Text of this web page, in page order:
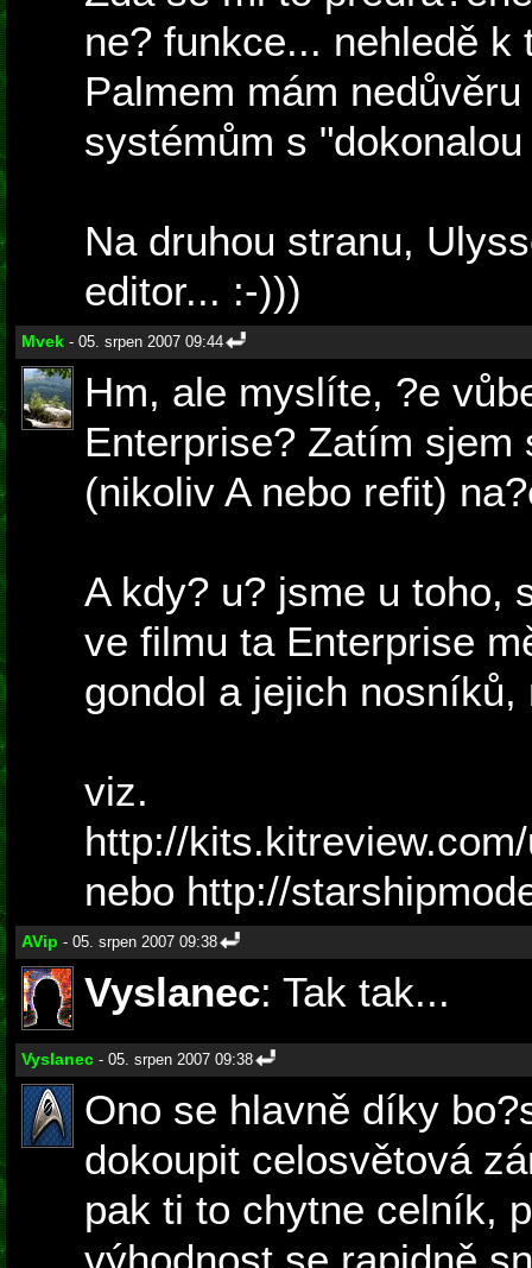
ne? funkce... nehledě
Palmem mám
systémům s
Na druhou stranu,
editor... :-)))
Mvek - 05. srpen 2007 09:44
Hm, ale myslíte, ?e
Enterprise? Zatím sjem
(nikoliv A nebo refit)
A kdy? u? jsme u toho,
ve filmu ta Enterprise
gondol a jejich
viz.
http://
nebo http://
AVip - 05. srpen 2007 09:38
Vyslanec: Tak tak...
Vyslanec - 05. srpen 2007 09:38
Ono se hlavně díky
dokoupit celosvětová
pak ti to chytne celník,